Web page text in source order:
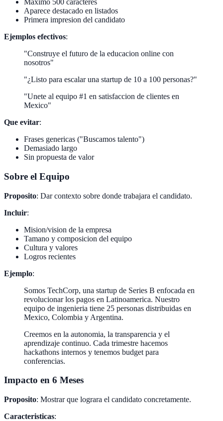
Maximo 500 caracteres
Aparece destacado en listados
Primera impresion del candidato
Ejemplos efectivos:
"Construye el futuro de la educacion online con
nosotros"
"¿Listo para escalar una startup de 10 a 100 personas?"
"Unete al equipo #1 en satisfaccion de clientes en
Mexico"
Que evitar:
Frases genericas ("Buscamos talento")
Demasiado largo
Sin propuesta de valor
Sobre el Equipo
Proposito: Dar contexto sobre donde trabajara el candidato.
Incluir:
Mision/vision de la empresa
Tamano y composicion del equipo
Cultura y valores
Logros recientes
Ejemplo:
Somos TechCorp, una startup de Series B enfocada en
revolucionar los pagos en Latinoamerica. Nuestro
equipo de ingenieria tiene 25 personas distribuidas en
Mexico, Colombia y Argentina.
Creemos en la autonomia, la transparencia y el
aprendizaje continuo. Cada trimestre hacemos
hackathons internos y tenemos budget para
conferencias.
Impacto en 6 Meses
Proposito: Mostrar que lograra el candidato concretamente.
Caracteristicas: